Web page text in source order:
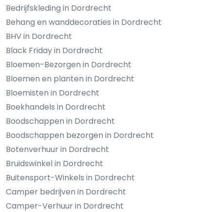
Bedrijfskleding in Dordrecht
Behang en wanddecoraties in Dordrecht
BHV in Dordrecht
Black Friday in Dordrecht
Bloemen-Bezorgen in Dordrecht
Bloemen en planten in Dordrecht
Bloemisten in Dordrecht
Boekhandels in Dordrecht
Boodschappen in Dordrecht
Boodschappen bezorgen in Dordrecht
Botenverhuur in Dordrecht
Bruidswinkel in Dordrecht
Buitensport-Winkels in Dordrecht
Camper bedrijven in Dordrecht
Camper-Verhuur in Dordrecht